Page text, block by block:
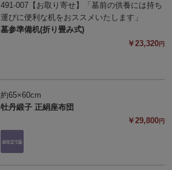
491-007【お取り寄せ】「墓前の供養には持ち
運びに便利な机をおススメいたします」
墓参準備机(折り畳み式)
￥23,320円
約65×60cm
牡丹緞子 正絹座布団
￥29,800円